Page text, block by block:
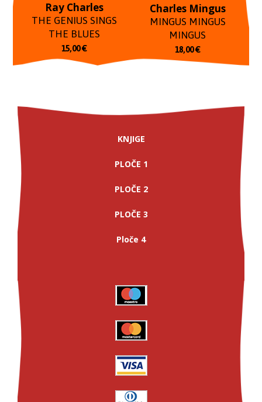
Ray Charles
THE GENIUS SINGS
THE BLUES
15,00€
Charles Mingus
MINGUS MINGUS
MINGUS
18,00€
KNJIGE
PLOČE 1
PLOČE 2
PLOČE 3
Ploče 4